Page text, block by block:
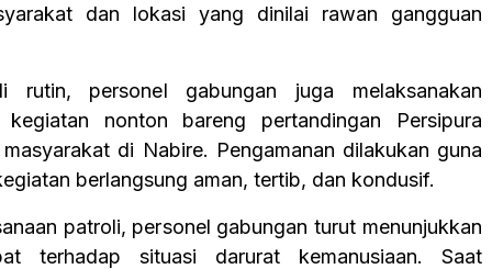
dan lokasi yang dinilai rawan gangguan
rutin, personel gabungan juga melaksanakan
kegiatan nonton bareng pertandingan Persipura
di Nabire. Pengamanan dilakukan guna
berlangsung aman, tertib, dan kondusif.
patroli, personel gabungan turut menunjukkan
terhadap situasi darurat kemanusiaan. Saat